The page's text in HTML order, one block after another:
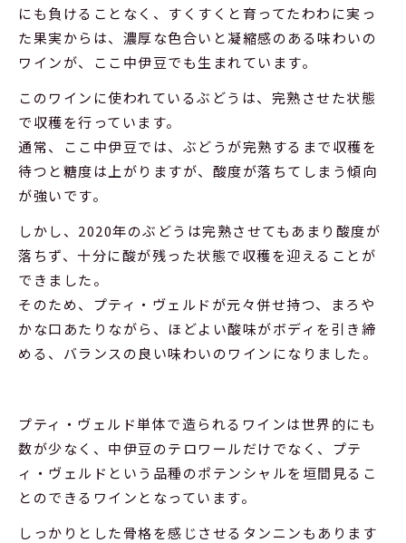
にも負けることなく、すくすくと育ってたわわに実っ
た果実からは、濃厚な色合いと凝縮感のある味わいの
ワインが、ここ中伊豆でも生まれています。
このワインに使われているぶどうは、完熟させた状態
で収穫を行っています。
通常、ここ中伊豆では、ぶどうが完熟するまで収穫を
待つと糖度は上がりますが、酸度が落ちてしまう傾向
が強いです。
しかし、2020年のぶどうは完熟させてもあまり酸度が
落ちず、十分に酸が残った状態で収穫を迎えることが
できました。
そのため、プティ・ヴェルドが元々併せ持つ、まろや
かな口あたりながら、ほどよい酸味がボディを引き締
める、バランスの良い味わいのワインになりました。
プティ・ヴェルド単体で造られるワインは世界的にも
数が少なく、中伊豆のテロワールだけでなく、プテ
ィ・ヴェルドという品種のポテンシャルを垣間見るこ
とのできるワインとなっています。
しっかりとした骨格を感じさせるタンニンもあります